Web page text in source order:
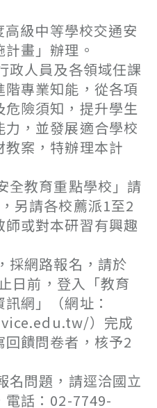
級中等學校交通安
畫」辦理。
政人員及各領域任課
專業知能，從各項
險須知，提升學生
，並發展適合學校
案，特辦理本計
全教育重點學校」請
另請各校薦派1至2
或對本研習有興趣
採網路報名，請於
日前，登入「教育
網」（網址：
）完成
饋問卷者，核予2
名問題，請逕洽國立
電話：02-7749-